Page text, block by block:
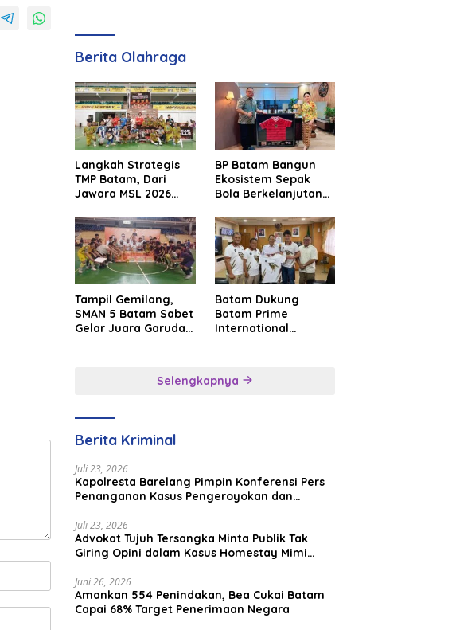
Berita Olahraga
Langkah Strategis
TMP Batam, Dari
Jawara MSL 2026
Internasional
BP Batam Bangun
Ekosistem Sepak
Bola Berkelanjutan
Premier FC
Tampil Gemilang,
SMAN 5 Batam Sabet
Gelar Juara Garuda
Batam Dukung
Batam Prime
International
Tourism dan
Selengkapnya
Berita Kriminal
Juli 23, 2026
Kapolresta Barelang Pimpin Konferensi Pers
Penanganan Kasus Pengeroyokan dan
Juli 23, 2026
Advokat Tujuh Tersangka Minta Publik Tak
Giring Opini dalam Kasus Homestay Mimi
Juni 26, 2026
Amankan 554 Penindakan, Bea Cukai Batam
Capai 68% Target Penerimaan Negara